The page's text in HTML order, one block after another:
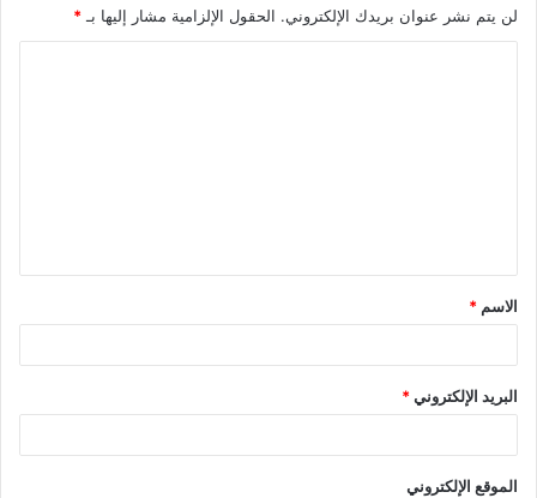
لن يتم نشر عنوان بريدك الإلكتروني. الحقول الإلزامية مشار إليها بـ*
ق
*
الاسم *
البريد الإلكتروني*
الموقع الإلكتروني